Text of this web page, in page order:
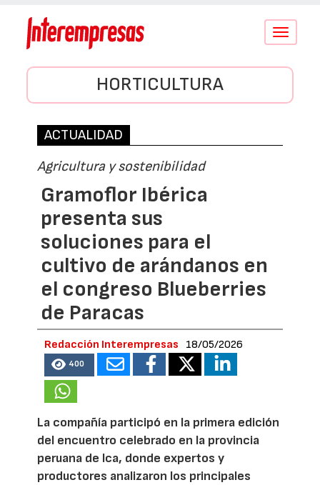
Conmutar
HORTICULTURA
ACTUALIDAD
Agricultura y sostenibilidad
Gramoflor Ibérica
presenta sus
soluciones para el
cultivo de arándanos en
el congreso Blueberries
de Paracas
Redacción Interempresas 18/05/2026
400
La compañía participó en la primera edición
del encuentro celebrado en la provincia
peruana de Ica, donde expertos y
productores analizaron los principales